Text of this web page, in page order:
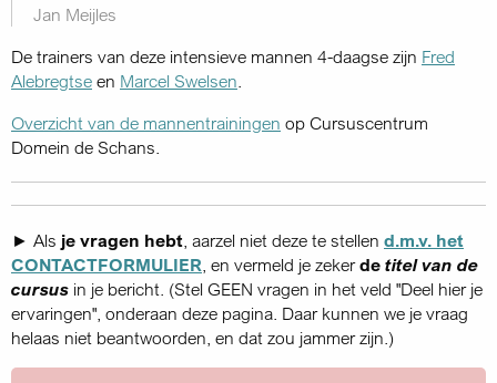
Jan Meijles
De trainers van deze intensieve mannen 4-daagse zijn Fred
Alebregtse en Marcel Swelsen.
Overzicht van de mannentrainingen op Cursuscentrum
Domein de Schans.
► Als je vragen hebt, aarzel niet deze te stellen d.m.v. het
CONTACTFORMULIER, en vermeld je zekerde titel van de
cursus in je bericht. (Stel GEEN vragen in het veld "Deel hier je
ervaringen", onderaan deze pagina. Daar kunnen we je vraag
helaas niet beantwoorden, en dat zou jammer zijn.)